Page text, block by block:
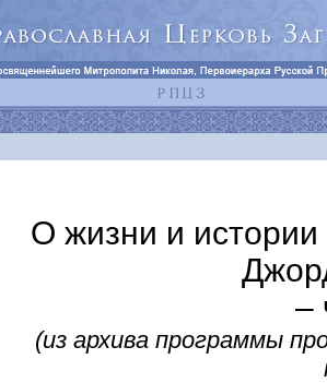
О жизни и
–
(из архива программы